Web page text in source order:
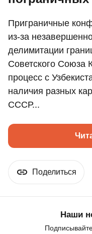
Приграничные
из-за
делимитации
Советского Союза
процесс с
наличия разных
СССР...
Поделиться
Наши